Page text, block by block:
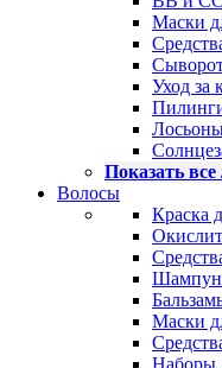
Маски
Уход за
Показать
Волосы
Краска
Маски